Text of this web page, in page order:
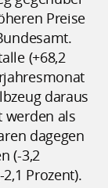
Preise
(+68,2
daraus
werden als
dagegen
(-3,2
Prozent).